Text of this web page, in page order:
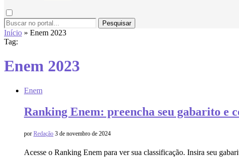
Pesquisar
Início » Enem 2023
Tag:
Enem 2023
Enem
Ranking Enem: preencha seu gabarito e
por Redação 3 de novembro de 2024
Acesse o Ranking Enem para ver sua classificação. Insira seu